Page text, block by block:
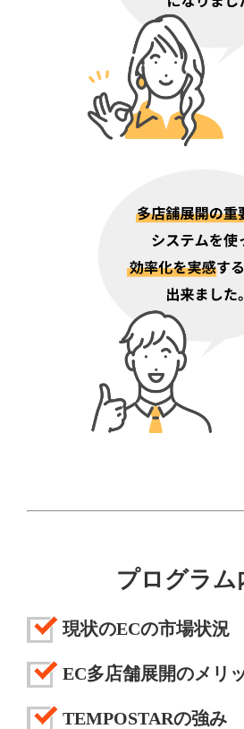
プログラム
現状のECの市場状況
EC多店舗展開のメリ
TEMPOSTARの強み